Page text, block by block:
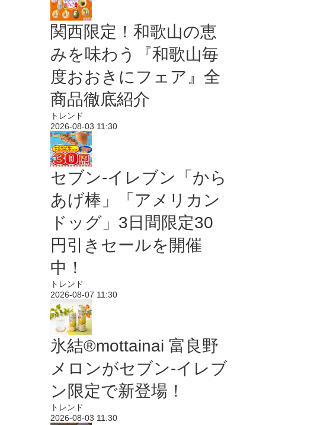
関西限定！和歌山の恵
みを味わう『和歌山毎
度おおきにフェア』全
商品徹底紹介
トレンド
2026-08-03 11:30
セブン‐イレブン「から
あげ棒」「アメリカン
ドッグ」3日間限定30
円引きセールを開催
中！
トレンド
2026-08-07 11:30
氷結®mottainai 富良野
メロンがセブン‐イレブ
ン限定で新登場！
トレンド
2026-08-03 11:30